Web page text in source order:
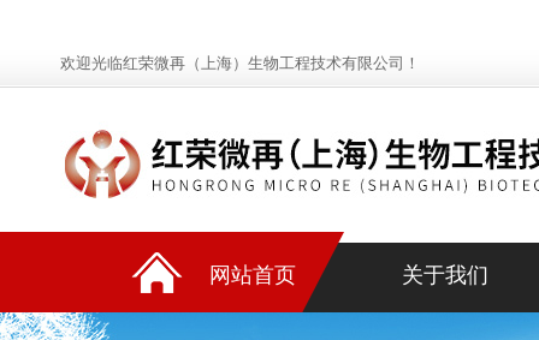
欢迎光临红荣微再（上海）生物工程技术有限公司！
网站首页 关于我们